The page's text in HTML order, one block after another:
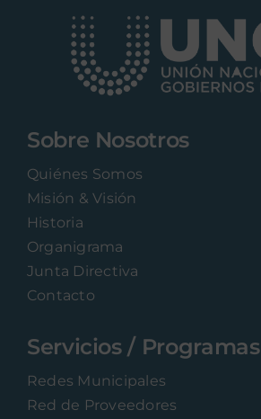
Sobre Nosotros
Quiénes Somos
Misión & Visión
Historia
Organigrama
Junta Directiva
Contacto
Servicios / Programas
Redes Municipales
Red de Proveedores